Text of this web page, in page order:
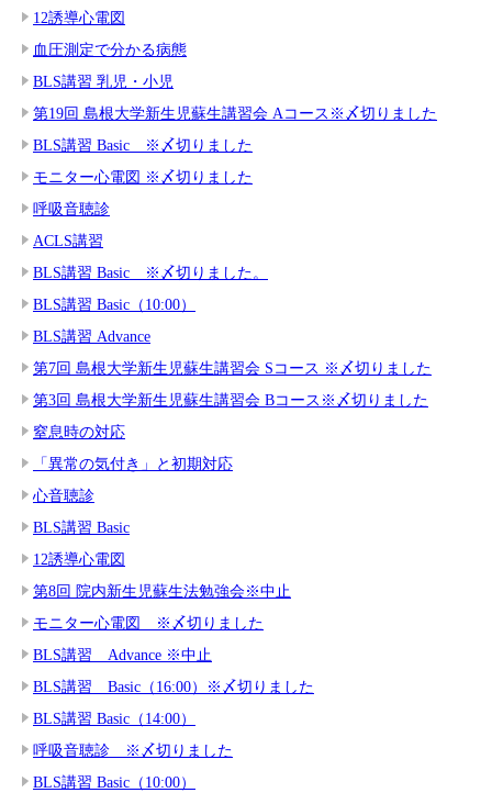
12誘導心電図
血圧測定で分かる病態
BLS講習 乳児・小児
第19回 島根大学新生児蘇生講習会 Aコース※〆切りました
BLS講習 Basic ※〆切りました
モニター心電図 ※〆切りました
呼吸音聴診
ACLS講習
BLS講習 Basic ※〆切りました。
BLS講習 Basic（10:00）
BLS講習 Advance
第7回 島根大学新生児蘇生講習会 Sコース ※〆切りました
第3回 島根大学新生児蘇生講習会 Bコース※〆切りました
窒息時の対応
「異常の気付き」と初期対応
心音聴診
BLS講習 Basic
12誘導心電図
第8回 院内新生児蘇生法勉強会※中止
モニター心電図 ※〆切りました
BLS講習 Advance ※中止
BLS講習 Basic（16:00）※〆切りました
BLS講習 Basic（14:00）
呼吸音聴診 ※〆切りました
BLS講習 Basic（10:00）